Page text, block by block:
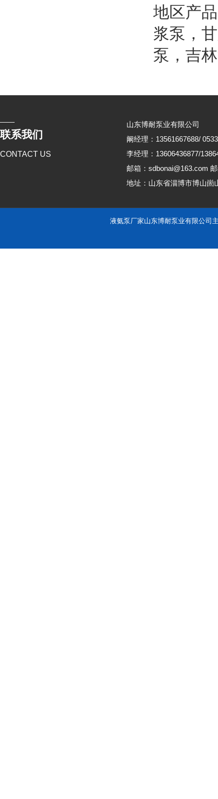
地区产
浆泵 ，
泵 ， 吉
联系我们
CONTACT US
山东博耐泵业有限公司
阚经理：13561667688/
李经理：13606436877/
邮箱：sdbonai@163.com
地址：山东省淄博市博山崮
液氨泵厂家山东博耐泵业有限公司